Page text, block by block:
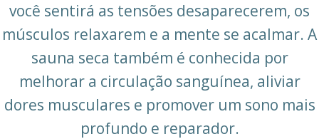
você sentirá as tensões desaparecerem, os
músculos relaxarem e a mente se acalmar. A
sauna seca também é conhecida por
melhorar a circulação sanguínea, aliviar
dores musculares e promover um sono mais
profundo e reparador.